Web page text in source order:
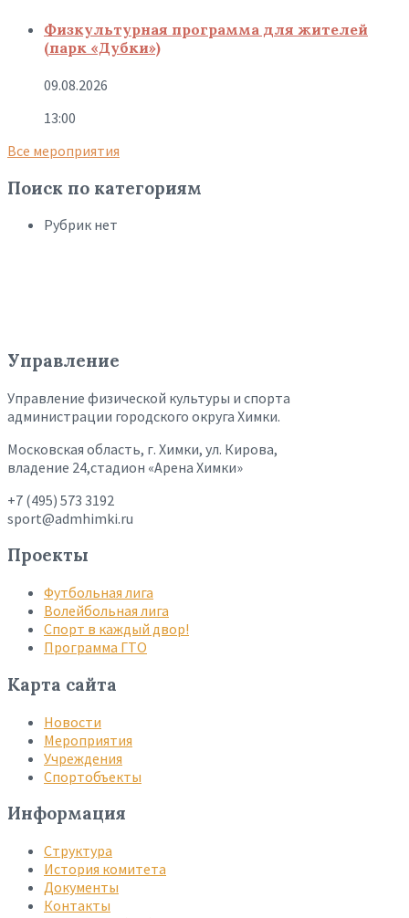
Физкультурная программа для жителей
(парк «Дубки»)
09.08.2026
13:00
Все мероприятия
Поиск по категориям
Рубрик нет
Управление
Управление физической культуры и спорта
администрации городского округа Химки.
Московская область, г. Химки, ул. Кирова,
владение 24,стадион «Арена Химки»
+7 (495) 573 3192
sport@admhimki.ru
Проекты
Футбольная лига
Волейбольная лига
Спорт в каждый двор!
Программа ГТО
Карта сайта
Новости
Мероприятия
Учреждения
Спортобъекты
Информация
Структура
История комитета
Документы
Контакты